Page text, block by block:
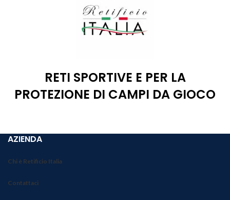
RETI SPORTIVE E PER LA
PROTEZIONE DI CAMPI DA GIOCO
AZIENDA
Chi è Retificio Italia
Contattaci